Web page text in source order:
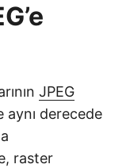
JPEG
aynı derecede
raster